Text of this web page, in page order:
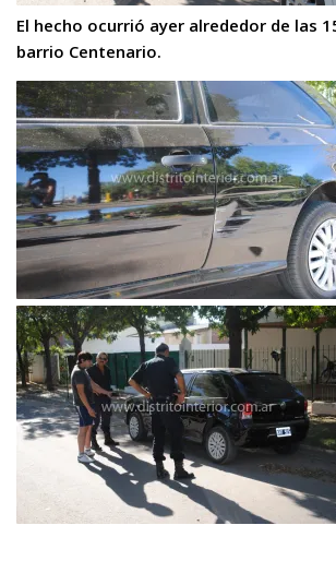
El hecho ocurrió ayer alrededor de las
barrio Centenario.